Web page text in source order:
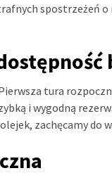
spostrzeżeń
tura
i wygodną
zachęcamy